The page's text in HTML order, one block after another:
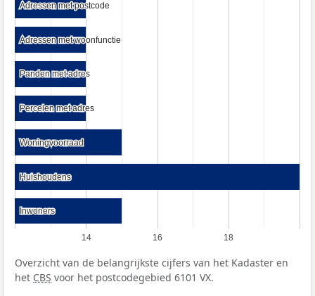
14 16 18
Adressen met postcode
Adressen met postcode
Adressen met woonfunctie
Adressen met woonfunctie
Panden met adres
Panden met adres
Percelen met adres
Percelen met adres
Woningvoorraad
Woningvoorraad
Huishoudens
Huishoudens
Inwoners
Inwoners
Overzicht van de belangrijkste cijfers van het Kadaster en
het CBS voor het postcodegebied 6101 VX.